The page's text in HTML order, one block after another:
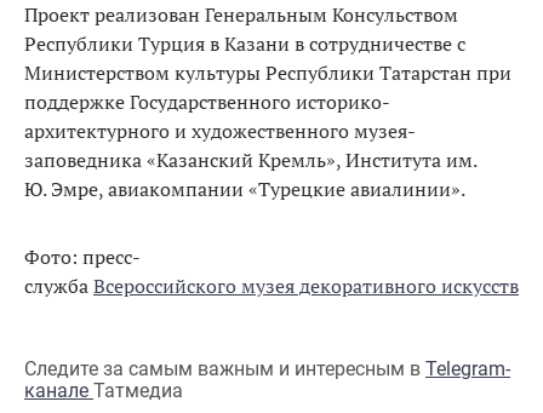
Проект реализован Генеральным Консульством
Республики Турция в Казани в сотрудничестве с
Министерством культуры Республики Татарстан при
поддержке Государственного историко-
архитектурного и художественного музея-
заповедника «Казанский Кремль», Института им.
Ю. Эмре, авиакомпании «Турецкие авиалинии».
Фото: пресс-
службаВсероссийского музея декоративного искусства
Следите за самым важным и интересным в Telegram-
канале Татмедиа